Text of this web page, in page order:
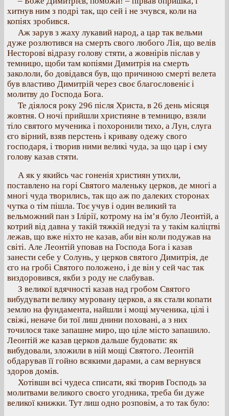
хитнув ним з подрі так, що сей і не зчувся, коли на
копіях зробився.
Аж зарув з жаху лукавий народ, а цар так вельми
дуже розлютився на смерть свого любого Лія, що велів
Несторові відразу голову стяти, а жовнірів післав у
темницю, щоби там копіями Димитрія на смерть
закололи, бо довідався був, що причиною смерті велета
був властиво Димитрій через своє благословеніє і
молитву до Господа Бога.
Те діялося року 296 після Христа, в 26 день місяця
жовтня. О ночі прийшли християне в темницю, взяли
тіло святого мученика і похоронили тихо, а Лун, слуга
єго вірний, взяв перстень і криваву одежу свого
господаря, і творив ними великі чуда, за що цар і єму
голову казав стяти.
А як у якийсь час гоненія християн утихли,
поставлено на горі Святого маленьку церков, де многі а
многі чуда творились, так що аж по далеких сторонах
чутка о тім пішла. Тоє учув і один великий та
вельможний пан з Ілірії, котрому на ім’я було Леонтій, а
котрий від давна у такій тяжкій недузі та у такім каліцтві
лежав, що вже ніхто не казав, аби він коли подужав на
світі. Але Леонтій уповав на Господа Бога і казав
занести себе у Солунь, у церков святого Димитрія, де
єго на гробі Святого положено, і де він у сей час так
виздоровився, якби з роду не слабував.
З великої вдячності казав над гробом Святого
вибудувати велику муровану церков, а як стали копати
землю на фундамента, найшли і мощі мученика, цілі і
свіжі, неначе би тої лиш днини поховані, а з них
точилося таке запашне миро, що ціле місто запашило.
Леонтій же казав церков дальше будовати: як
вибудовали, зложили в ній мощі Святого. Леонтій
обдарував її гойно всякими дарами, а сам вернувся
здоров домів.
Хотівши всі чудеса списати, які творив Господь за
молитвами великого своєго угодника, треба би дуже
великої книжки. Тут лиш одно розповім, а то так було: